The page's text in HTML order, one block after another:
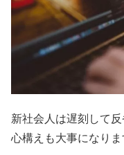
新社会人は遅刻して
心構えも大事になりま